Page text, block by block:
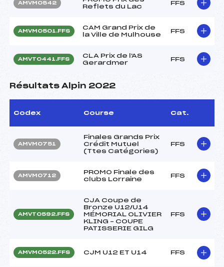
AMVM0542
Reflets du Lac
FFS
AMVM0501.FFS
CAM Grand Prix de
la Ville de Mulhouse
FFS
AMVT0441.FFS
CLA Prix de l'AS
Gerardmer
FFS
Résultats Alpin 2022
Codex Course Cat.
AMVM0751
Finales Grands Prix
Crédit Mutuel
(Ttes Catégories)
FFS
AMVM0712
PROMO Finale des
clubs Lorraine
FFS
AMVT0592.FFS
CJA Coupe de
Bronze U12/U14
MÉMORIAL OLIVIER
KLING – COUPE
PATISSERIE GILG
FFS
AMVM0522.FFS CJM U12 ET U14 FFS